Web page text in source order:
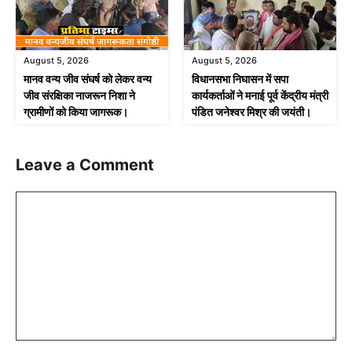
August 5, 2026
मानव वन्य जीव संघर्ष को लेकर वन्य
जीव संरक्षिका नाजरून निशा ने
ग्रामीणों को किया जागरूक।
August 5, 2026
विधानसभा निघासन में सपा
कार्यकर्ताओं ने मनाई पूर्व केंद्रीय मंत्री
पंडित जनेश्वर मिश्र की जयंती।
Leave a Comment